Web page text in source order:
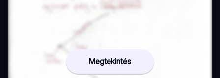
Megtekintés